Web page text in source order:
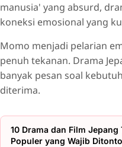
manusia' yang absurd,
koneksi emosional yang
Momo menjadi pelarian
penuh tekanan. Drama
banyak pesan soal
diterima.
10 Drama dan Film
Populer yang Wajib